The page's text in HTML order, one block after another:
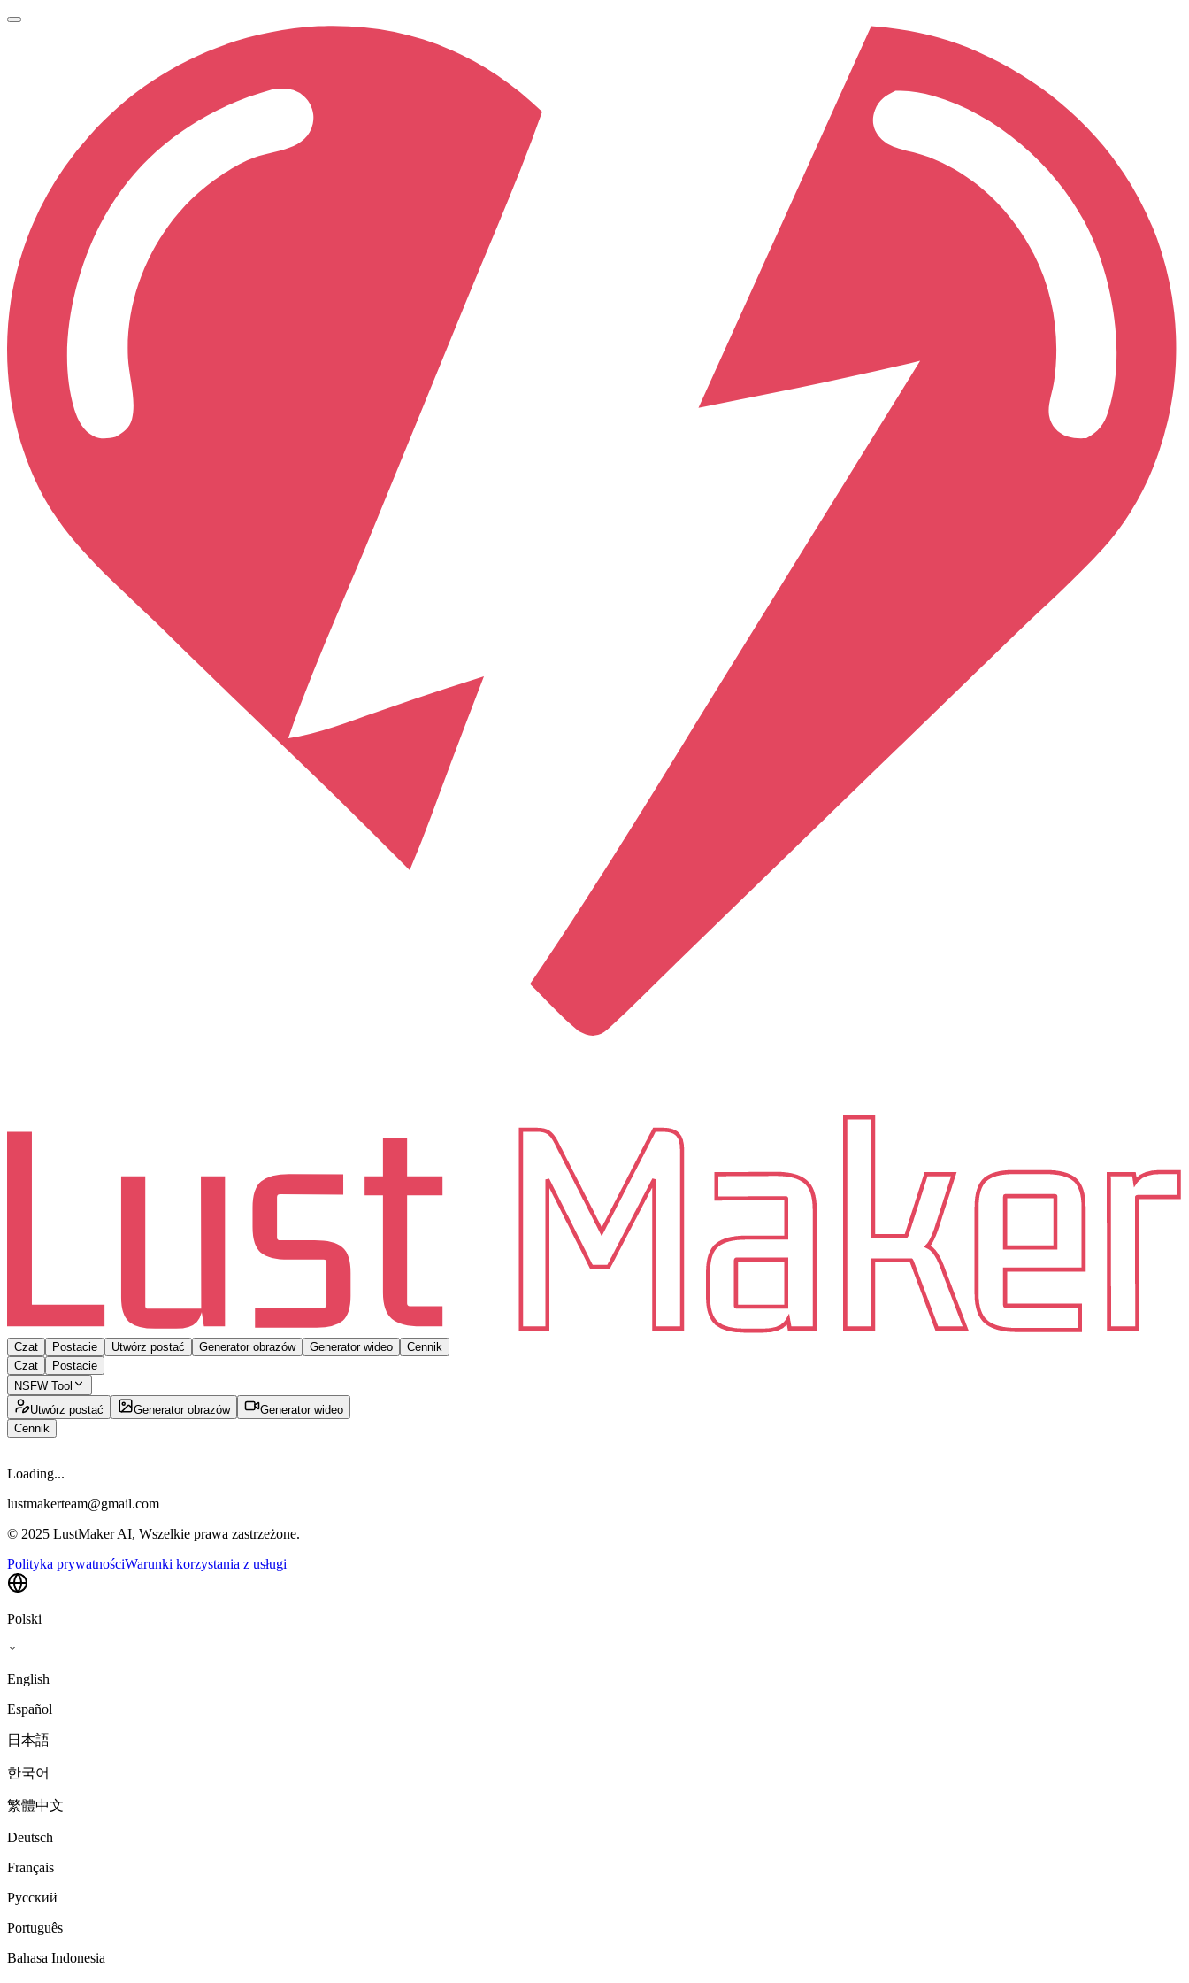
Czat Postacie Utwórz postać Generator obrazów Generator wideo
Cennik
Czat
Postacie
NSFW Tool
Utwórz postać
Generator obrazów
Generator wideo
Cennik
Loading...
lustmakerteam@gmail.com
© 2025 LustMaker AI, Wszelkie prawa zastrzeżone.
Polityka prywatnościWarunki korzystania z usługi
Polski
English
Español
日本語
한국어
繁體中文
Deutsch
Français
Русский
Português
Bahasa Indonesia